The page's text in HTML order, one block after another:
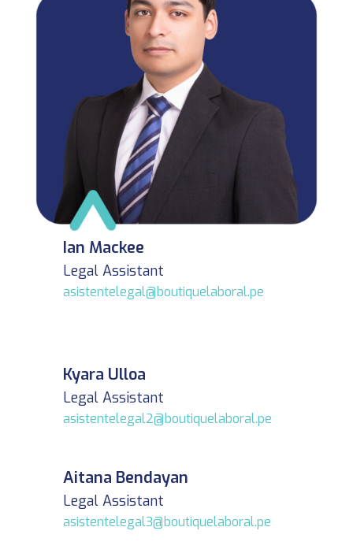
Ian Mackee
Legal Assistant
asistentelegal@boutiquelaboral.pe
Kyara Ulloa
Legal Assistant
asistentelegal2@boutiquelaboral.pe
Aitana Bendayan
Legal Assistant
asistentelegal3@boutiquelaboral.pe